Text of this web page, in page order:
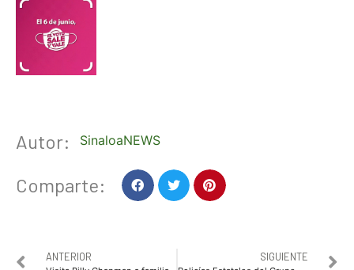
Autor: SinaloaNEWS
Comparte:
ANTERIOR SIGUIENTE